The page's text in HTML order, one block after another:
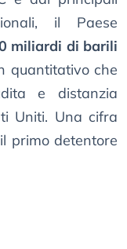
il Paese
miliardi di barili
quantitativo che
e distanzia
Uniti. Una cifra
primo detentore